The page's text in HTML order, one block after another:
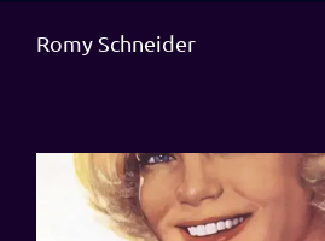
Romy Schneider